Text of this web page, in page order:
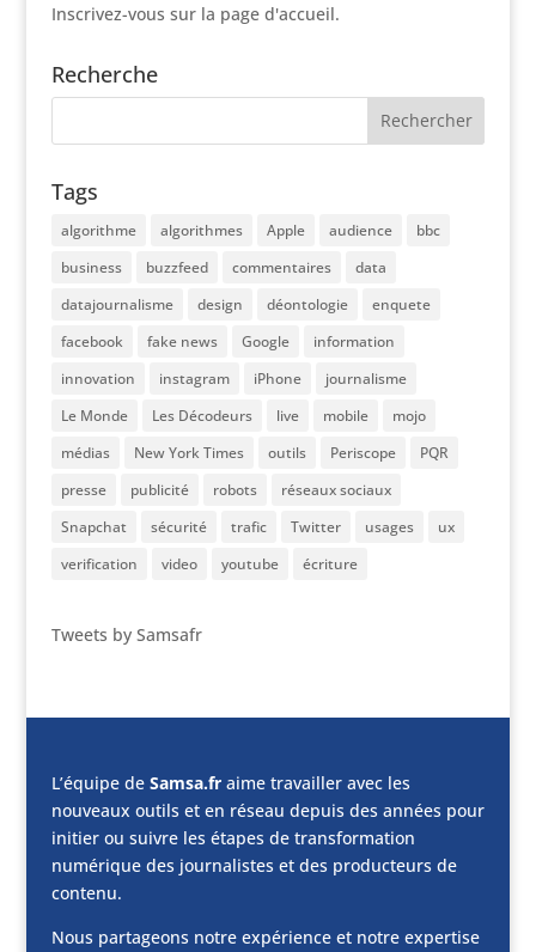
Inscrivez-vous sur la page d'accueil.
Recherche
Tags
algorithme algorithmes Apple audience
bbc
business
buzzfeed commentaires
data
datajournalisme
design déontologie
enquete
facebook
fake news Google
information
innovation
instagram iPhone
journalisme
Le Monde
Les Décodeurs live mobile
mojo
médias
New York Times outils Periscope
PQR
presse
publicité robots
réseaux sociaux
Snapchat
sécurité trafic Twitter usages
ux
verification
video youtube écriture
Tweets by Samsafr
L’équipe de Samsa.fraime travailler avec les
nouveaux outils et en réseau depuis des années pour
initier ou suivre les étapes de transformation
numérique des journalistes et des producteurs de
contenu.
Nous partageons notre expérience et notre expertise